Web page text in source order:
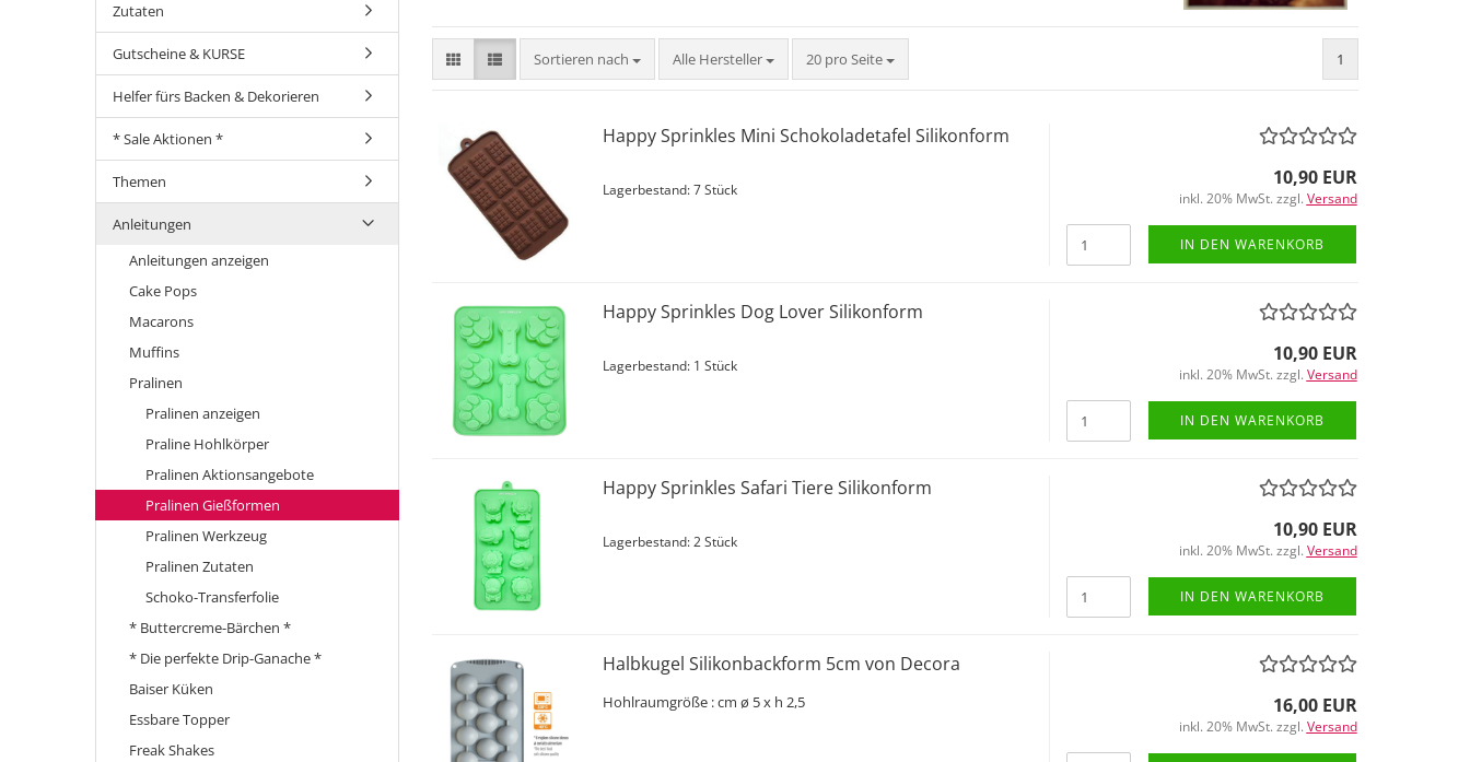
Sortieren nach
Sortieren nach Alle Hersteller 20 pro Seite
pro Seite 1
Happy Sprinkles Mini Schokoladetafel Silikonform
Lagerbestand: 7 Stück
10,90 EUR
inkl. 20% MwSt. zzgl. Versand
IN DEN WARENKORB
Happy Sprinkles Dog Lover Silikonform
Lagerbestand: 1 Stück
10,90 EUR
inkl. 20% MwSt. zzgl. Versand
IN DEN WARENKORB
Happy Sprinkles Safari Tiere Silikonform
Lagerbestand: 2 Stück
10,90 EUR
inkl. 20% MwSt. zzgl. Versand
IN DEN WARENKORB
Halbkugel Silikonbackform 5cm von Decora
Hohlraumgröße: cm ø 5 x h 2,5 16,00 EUR
inkl. 20% MwSt. zzgl. Versand
Zutaten
Gutscheine & KURSE
Helfer fürs Backen & Dekorieren
* Sale Aktionen *
Themen
Anleitungen
Anleitungen anzeigen
Cake Pops
Macarons
Muffins
Pralinen
Pralinen anzeigen
Praline Hohlkörper
Pralinen Aktionsangebote
Pralinen Gießformen
Pralinen Werkzeug
Pralinen Zutaten
Schoko-Transferfolie
* Buttercreme-Bärchen *
* Die perfekte Drip-Ganache *
Baiser Küken
Essbare Topper
Freak Shakes